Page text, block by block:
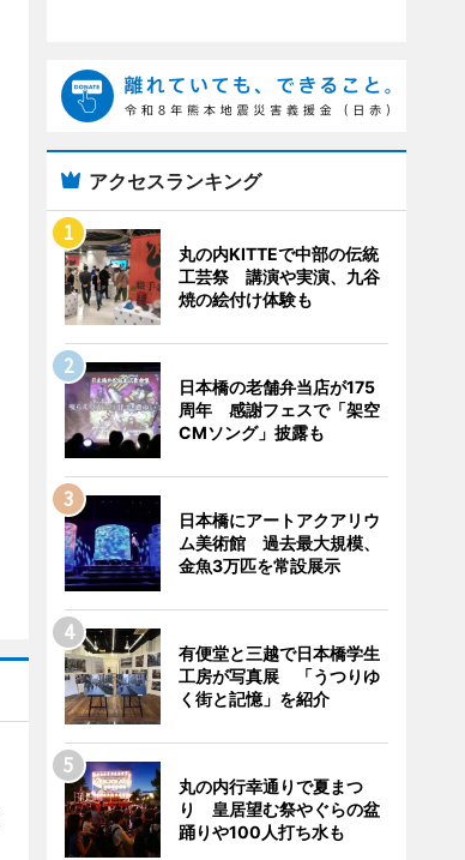
アクセスランキング
丸の内KITTEで中部の伝統
工芸祭 講演や実演、九谷
焼の絵付け体験も
日本橋の老舗弁当店が175
周年 感謝フェスで「架空
CMソング」披露も
日本橋にアートアクアリウ
ム美術館 過去最大規模、
金魚3万匹を常設展示
有便堂と三越で日本橋学生
工房が写真展 「うつりゆ
く街と記憶」を紹介
丸の内行幸通りで夏まつ
り 皇居望む祭やぐらの盆
踊りや100人打ち水も